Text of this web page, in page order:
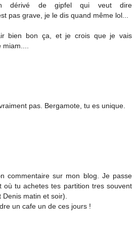
dérivé de gipfel qui veut dire
pas grave, je le dis quand même lol...
bien bon ça, et je crois que je vais
pas. Bergamote, tu es unique.
commentaire sur mon blog. Je passe
où tu achetes tes partition tres souvent
matin et soir).
un cafe un de ces jours !